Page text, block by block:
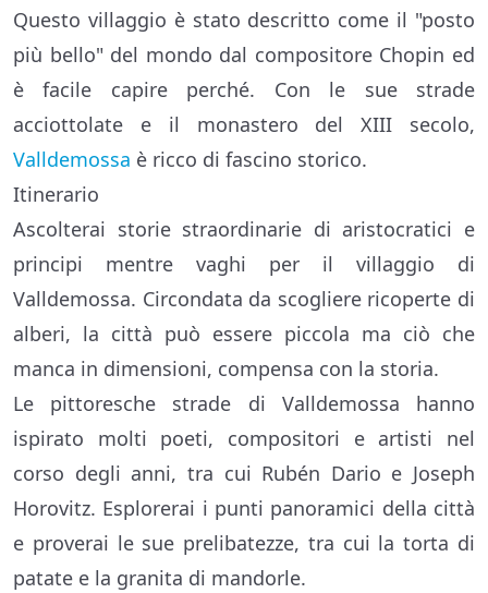
Questo villaggio è stato descritto come il "posto
più bello" del mondo dal compositore Chopin ed
è facile capire perché. Con le sue strade
acciottolate e il monastero del XIII secolo,
Valldemossa è ricco di fascino storico.
Itinerario
Ascolterai storie straordinarie di aristocratici e
principi mentre vaghi per il villaggio di
Valldemossa. Circondata da scogliere ricoperte di
alberi, la città può essere piccola ma ciò che
manca in dimensioni, compensa con la storia.
Le pittoresche strade di Valldemossa hanno
ispirato molti poeti, compositori e artisti nel
corso degli anni, tra cui Rubén Dario e Joseph
Horovitz. Esplorerai i punti panoramici della città
e proverai le sue prelibatezze, tra cui la torta di
patate e la granita di mandorle.